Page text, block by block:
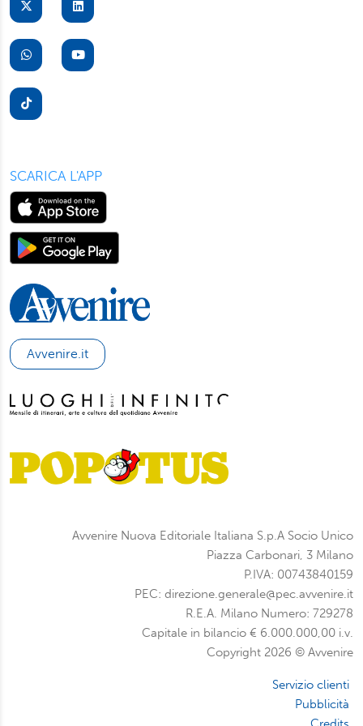
suo dispositivo. Potrà modificare in ogni momento le sue
presente in ogni pagina del nostro sito. Per maggior
informazioni sul trattamento dei suoi dati visiti la nostra
informativa privacy
SCARICA L'APP
Avvenire.it
Avvenire Nuova Editoriale Italiana S.p.A Socio Unico
Piazza Carbonari, 3 Milano
P.IVA: 00743840159
PEC: direzione.generale@pec.avvenire.it
R.E.A. Milano Numero: 729278
Capitale in bilancio € 6.000.000,00 i.v.
Copyright 2026 © Avvenire
Servizio clienti
Pubblicità